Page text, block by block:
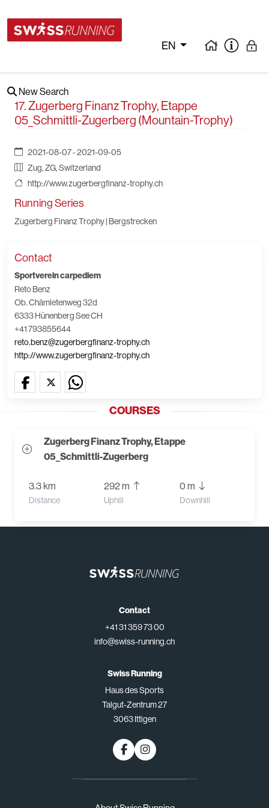
EN
New Search
17. Zugerberg Finanz Trophy, Etappe
05_Schmittli-Zugerberg (Mountain-Trophy)
2021-08-07 - 2021-09-05
Zug, ZG, Switzerland
http://www.zugerbergfinanz-trophy.ch
Running Series
Zugerberg Finanz Trophy | Bergstrecken
Contact
Sportverein carpediem
Reto Benz
Ob. Chämletenweg 32d
6333 Hünenberg See CH
+41 793855644
reto.benz@zugerbergfinanz-trophy.ch
http://www.zugerbergfinanz-trophy.ch
COURSES
Zugerberg Finanz Trophy, Etappe
05_Schmittli-Zugerberg
3.3 km
Distance
292 m
Uphill
0 m
Downhill
Contact
+41 31 359 73 00
info@swiss-running.ch
Swiss Running
Haus des Sports
Talgut-Zentrum 27
3063 Ittigen